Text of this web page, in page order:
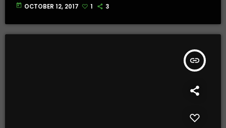
today OCTOBER 12, 2017 1 3
insert_link